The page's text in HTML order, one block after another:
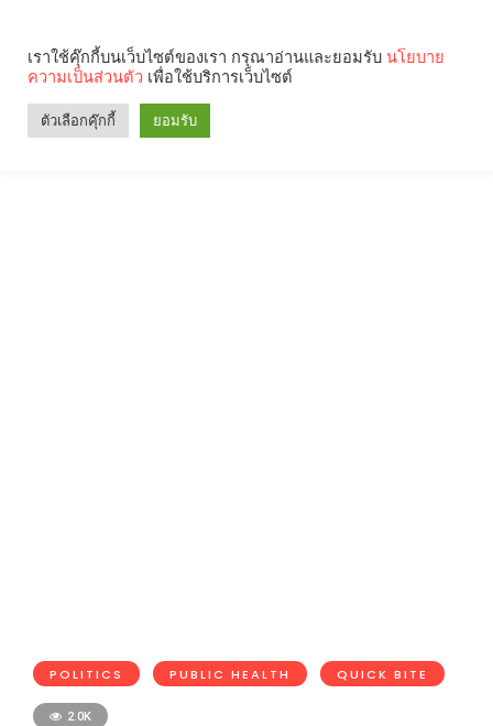
POLITICS PUBLIC HEALTH QUICK BITE
2.0K
เราใช้คุ๊กกี้บนเว็บไซต์ของเรา กรุณาอ่านและยอมรับ นโยบาย
ความเป็นส่วนตัว เพื่อใช้บริการเว็บไซต์
ตัวเลือกคุ๊กกี้ ยอมรับ